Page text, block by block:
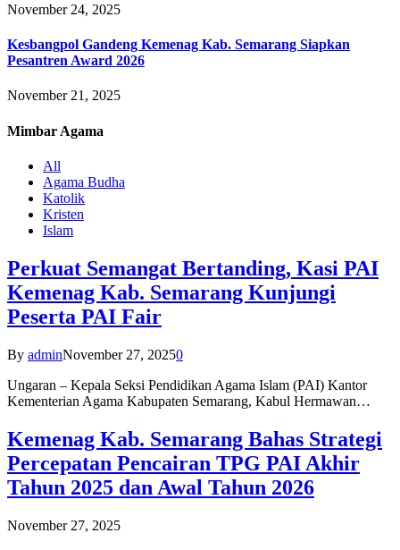
November 24, 2025
Kesbangpol Gandeng Kemenag Kab. Semarang Siapkan
Pesantren Award 2026
November 21, 2025
Mimbar Agama
All
Agama Budha
Katolik
Kristen
Islam
Perkuat Semangat Bertanding, Kasi PAI
Kemenag Kab. Semarang Kunjungi
Peserta PAI Fair
By adminNovember 27, 20250
Ungaran – Kepala Seksi Pendidikan Agama Islam (PAI) Kantor
Kementerian Agama Kabupaten Semarang, Kabul Hermawan…
Kemenag Kab. Semarang Bahas Strategi
Percepatan Pencairan TPG PAI Akhir
Tahun 2025 dan Awal Tahun 2026
November 27, 2025